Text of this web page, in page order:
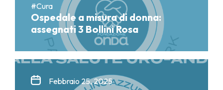
#Cura
Ospedale a misura di donna:
assegnati 3 Bollini Rosa
Febbraio 25, 2025